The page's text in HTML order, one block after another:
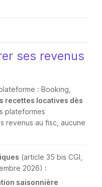
ses revenus
: Booking,
recettes locatives dès
plateformes
revenus au fisc, aucune
(article 35 bis CGI,
2026) :
saisonnière